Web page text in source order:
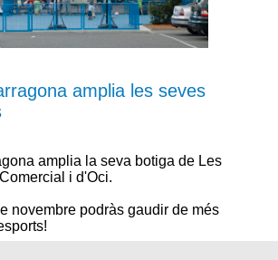
amplia les seves
amplia la seva botiga de Les
i d'Oci.
novembre podràs gaudir de més